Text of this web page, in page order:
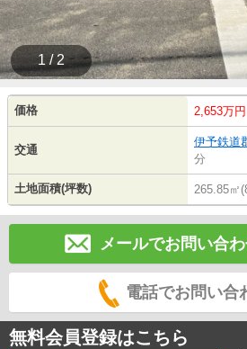
1 / 2
価格 2,653万円
交通
伊予鉄道
分
土地面積(坪数) 265.85㎡
メールでお問い合
電話でお問い合
無料会員登録はこちら